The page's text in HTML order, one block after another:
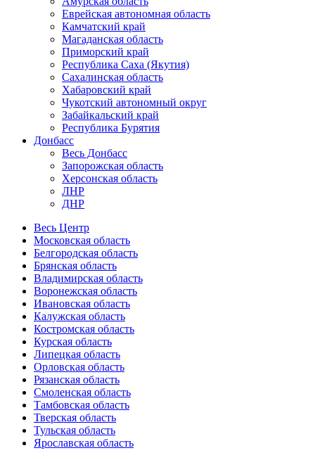
Еврейская автономная область
Камчатский край
Магаданская область
Приморский край
Республика Саха (Якутия)
Сахалинская область
Хабаровский край
Чукотский автономный округ
Забайкальский край
Республика Бурятия
Донбасс
Весь Донбасс
Запорожская область
Херсонская область
ЛНР
ДНР
Весь Центр
Московская область
Белгородская область
Брянская область
Владимирская область
Воронежская область
Ивановская область
Калужская область
Костромская область
Курская область
Липецкая область
Орловская область
Рязанская область
Смоленская область
Тамбовская область
Тверская область
Тульская область
Ярославская область